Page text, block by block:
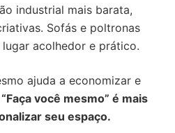
industrial mais barata,
Sofás e poltronas
acolhedor e prático.
ajuda a economizar e
“Faça você mesmo” é mais
seu espaço.